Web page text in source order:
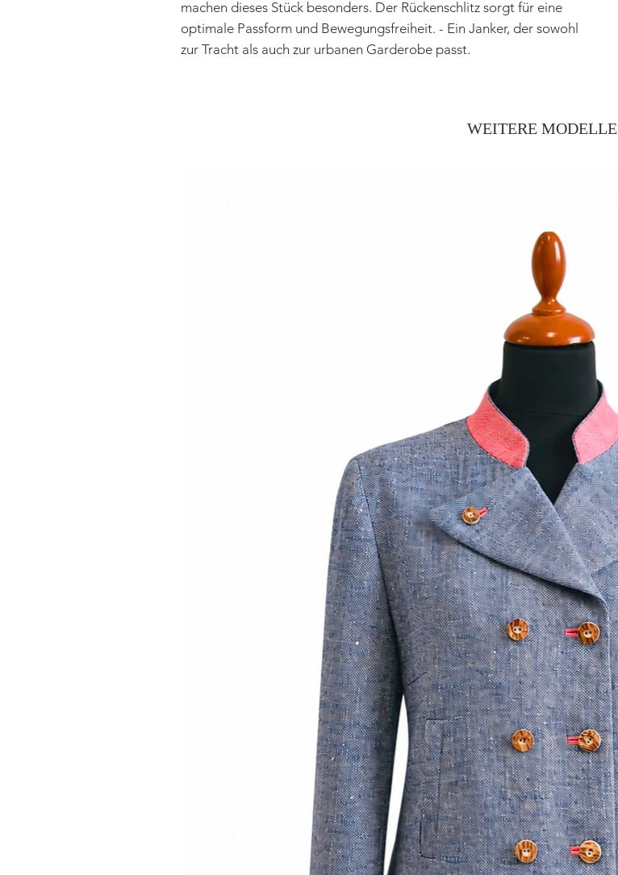
machen dieses Stück besonders. Der Rückenschlitz sorgt für eine
optimale Passform und Bewegungsfreiheit. - Ein Janker, der sowohl
zur Tracht als auch zur urbanen Garderobe passt.
WEITERE MODELLE